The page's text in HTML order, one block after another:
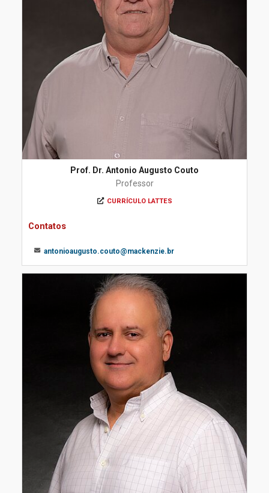
Prof. Dr. Antonio Augusto Couto
Professor
CURRÍCULO LATTES
Contatos
antonioaugusto.couto@mackenzie.br